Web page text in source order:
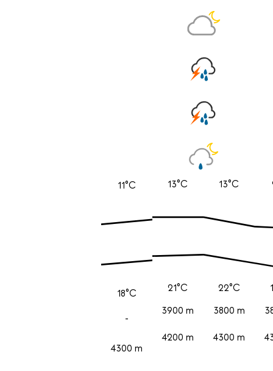
11°C
18°C
-
4300 m
13°C
21°C
3900 m
4200 m
13°C
22°C
3800 m
4300 m